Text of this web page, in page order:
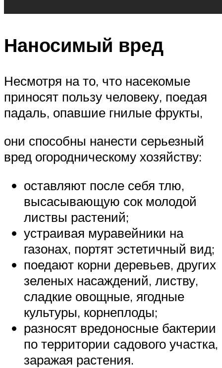
Наносимый вред
Несмотря на то, что насекомые
приносят пользу человеку, поедая
падаль, опавшие гнилые фрукты,
они способны нанести серьезный
вред огородническому хозяйству:
оставляют после себя тлю,
высасывающую сок молодой
листвы растений;
устраивая муравейники на
газонах, портят эстетичный вид;
поедают корни деревьев, других
зеленых насаждений, листву,
сладкие овощные, ягодные
культуры, корнеплоды;
разносят вредоносные бактерии
по территории садового участка,
заражая растения.